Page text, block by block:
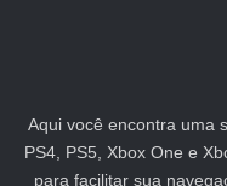
Aqui você encontra uma
PS4, PS5, Xbox One e
para facilitar sua